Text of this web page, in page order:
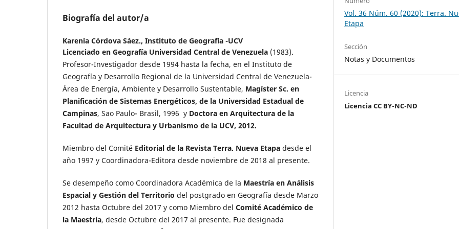
Biografía del autor/a
Karenia Córdova Sáez., Instituto de Geografia -UCV
Licenciado en Geografía Universidad Central de Venezuela (1983).
Profesor-Investigador desde 1994 hasta la fecha, en el Instituto de
Geografía y Desarrollo Regional de la Universidad Central de Venezuela-
Área de Energía, Ambiente y Desarrollo Sustentable, Magíster Sc. en
Planificación de Sistemas Energéticos, de la Universidad Estadual de
Campinas, Sao Paulo- Brasil, 1996 y Doctora en Arquitectura de la
Facultad de Arquitectura y Urbanismo de la UCV, 2012.
Miembro del Comité Editorial de la Revista Terra. Nueva Etapa desde el
año 1997 y Coordinadora-Editora desde noviembre de 2018 al presente.
Se desempeño como Coordinadora Académica de la Maestría en Análisis
Espacial y Gestión del Territorio del postgrado en Geografía desde Marzo
2012 hasta Octubre del 2017 y como Miembro del Comité Académico de
la Maestría, desde Octubre del 2017 al presente. Fue designada
Vol. 36 Núm. 60 (2020): Terra.
Etapa
Sección
Notas y Documentos
Licencia
Licencia CC BY-NC-ND